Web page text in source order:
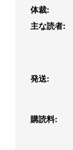
体裁:
主な読者:
発送:
購読料: